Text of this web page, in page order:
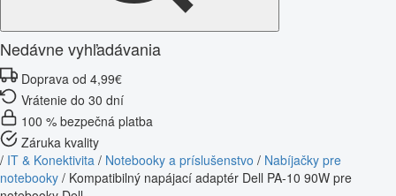
Nedávne vyhľadávania
Doprava od 4,99€
Vrátenie do 30 dní
100 % bezpečná platba
Záruka kvality
/ IT & Konektivita / Notebooky a príslušenstvo / Nabíjačky pre
notebooky / Kompatibilný napájací adaptér Dell PA-10 90W pre